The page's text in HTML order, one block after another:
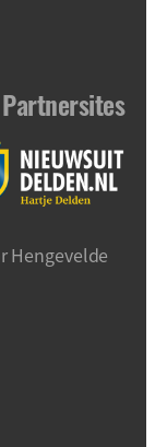
Partnersites
Hengevelde